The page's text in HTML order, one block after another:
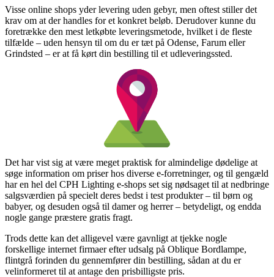
Visse online shops yder levering uden gebyr, men oftest stiller det
krav om at der handles for et konkret beløb. Derudover kunne du
foretrække den mest letkøbte leveringsmetode, hvilket i de fleste
tilfælde – uden hensyn til om du er tæt på Odense, Farum eller
Grindsted – er at få kørt din bestilling til et udleveringssted.
Det har vist sig at være meget praktisk for almindelige dødelige at
søge information om priser hos diverse e-forretninger, og til gengæld
har en hel del CPH Lighting e-shops set sig nødsaget til at nedbringe
salgsværdien på specielt deres bedst i test produkter – til børn og
babyer, og desuden også til damer og herrer – betydeligt, og endda
nogle gange præstere gratis fragt.
Trods dette kan det alligevel være gavnligt at tjekke nogle
forskellige internet firmaer efter udsalg på Oblique Bordlampe,
flintgrå forinden du gennemfører din bestilling, sådan at du er
velinformeret til at antage den prisbilligste pris.